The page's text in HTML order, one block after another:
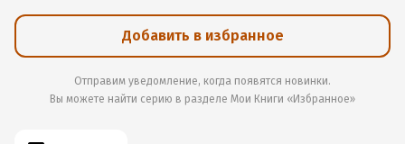
Добавить в избранное
Отправим уведомление, когда появятся новинки.
Вы можете найти серию в разделе Мои Книги «Избранное»